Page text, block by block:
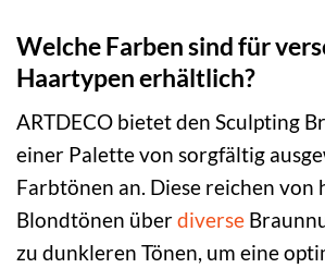
Welche Farben sind für
Haartypen erhältlich?
ARTDECO bietet den Sculpting
einer Palette von sorgfältig
Farbtönen an. Diese reichen von
Blondtönen überdiverse
zu dunkleren Tönen, um eine